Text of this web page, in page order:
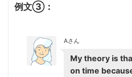
例文③：
Aさん
My theory is
on time